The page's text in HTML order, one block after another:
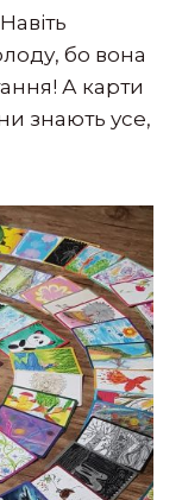
бо вона
А карти
знають усе,